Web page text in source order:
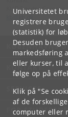
Universitetet
registrere
(statistik) for
Desuden
markedsføring
eller kurser, til
følge op på
Klik på "Se
af de
computer eller
KUB Søndre Campus
KØBENHAVNS
KONTAKT
SERVICES
FOR